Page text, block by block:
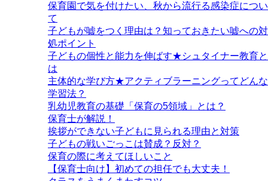
保育園で気を付けたい、秋から流行る感染症につい
て
子どもが嘘をつく理由は？知っておきたい嘘への対
処ポイント
子どもの個性と能力を伸ばす★シュタイナー教育と
は
主体的な学び方★アクティブラーニングってどんな
学習法？
乳幼児教育の基礎「保育の5領域」とは？
保育士が解説！
挨拶ができない子どもに見られる理由と対策
子どもの戦いごっこは賛成？反対？
保育の際に考えてほしいこと
【保育士向け】初めての担任でも大丈夫！